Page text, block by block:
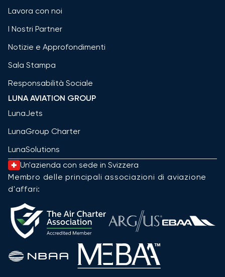
Lavora con noi
I Nostri Partner
Notizie e Approfondimenti
Sala Stampa
Responsabilità Sociale
LUNA AVIATION GROUP
LunaJets
LunaGroup Charter
LunaSolutions
Un'azienda con sede in Svizzera
Membro delle principali associazioni di aviazione
d'affari: